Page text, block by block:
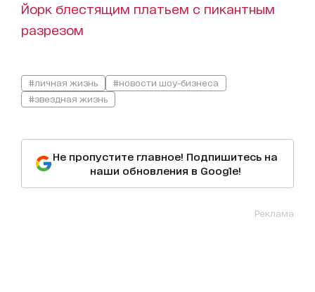
Йорк блестящим платьем с пикантным
разрезом
#личная жизнь
#новости шоу-бизнеса
#звездная жизнь
Не пропустите главное! Подпишитесь на
наши обновления в Google!
Реклама